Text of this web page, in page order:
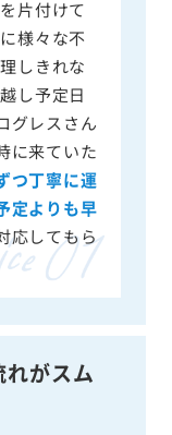
片付けて
様々な不
しきれな
し予定日
グレスさん
に来ていた
つ丁寧に運
定よりも早
応してもら
がスム